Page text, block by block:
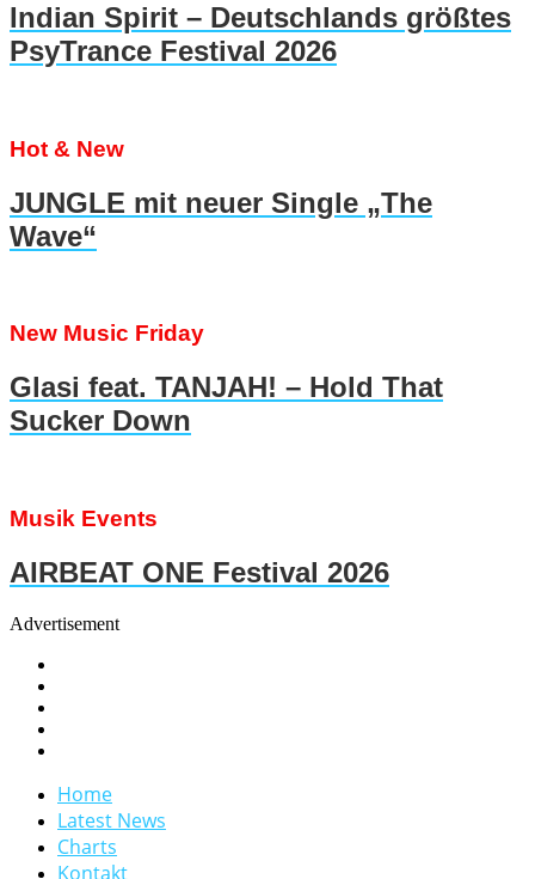
Indian Spirit – Deutschlands größtes
PsyTrance Festival 2026
Hot & New
JUNGLE mit neuer Single „The
Wave“
New Music Friday
Glasi feat. TANJAH! – Hold That
Sucker Down
Musik Events
AIRBEAT ONE Festival 2026
Advertisement
Home
Latest News
Charts
Kontakt